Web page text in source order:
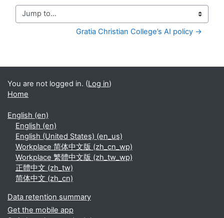
Jump to...
Gratia Christian College’s AI policy →
You are not logged in. (Log in)
Home
English ‎(en)‎
English ‎(en)‎
English (United States) ‎(en_us)‎
Workplace 简体中文版 ‎(zh_cn_wp)‎
Workplace 繁體中文版 ‎(zh_tw_wp)‎
正體中文 ‎(zh_tw)‎
简体中文 ‎(zh_cn)‎
Data retention summary
Get the mobile app